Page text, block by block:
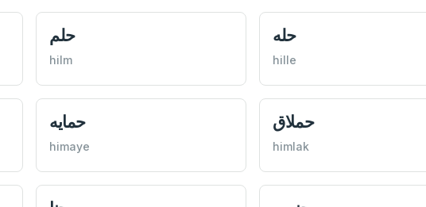
حلم
hilm
حله
hille
حمايه
himaye
حملاق
himlak